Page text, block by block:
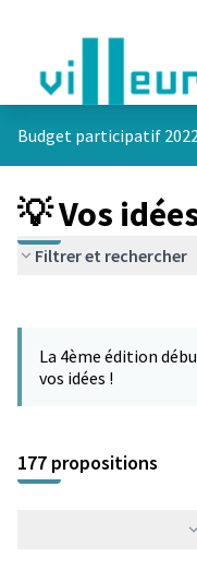
Budget participatif
💡 Vos
Filtrer et rechercher
−
La 4ème édition
vos idées !
177 propositions